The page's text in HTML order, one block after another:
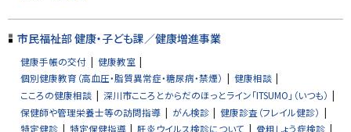
市民福祉部 健康・子ども課／健康増進事業
健康手帳の交付
健康教室
個別健康教育（高血圧・脂質異常症・糖尿病・禁煙）
健康相談
こころの健康相談
深川市こころとからだのほっとライン「ITSUMO」（いつも）
保健師や管理栄養士等の訪問指導
がん検診
健康診査（フレイル健診）
特定健診
特定保健指導 肝炎ウイルス検診について
骨粗しょう症検診